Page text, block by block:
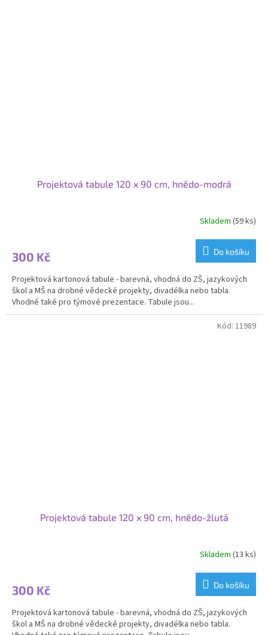
Projektová tabule 120 x 90 cm, hnědo-modrá
Skladem (59 ks)
300 Kč Do košíku
Projektová kartonová tabule - barevná, vhodná do ZŠ, jazykových
škol a MŠ na drobné vědecké projekty, divadélka nebo tabla.
Vhodné také pro týmové prezentace. Tabule jsou...
Projektová tabule 120 x 90 cm, hnědo-žlutá
Skladem (13 ks)
300 Kč Do košíku
Projektová kartonová tabule - barevná, vhodná do ZŠ, jazykových
škol a MŠ na drobné vědecké projekty, divadélka nebo tabla.
Kód: 11989